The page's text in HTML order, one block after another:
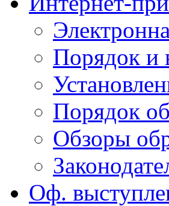
Порядок и
Порядок
Обзоры
Оф.